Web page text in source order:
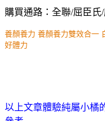
購買通路：全聯/屈臣氏
養顏養力 養顏養力雙效合一
好體力
以上文章體驗純屬小橘